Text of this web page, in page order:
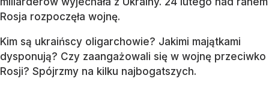
Rosja rozpoczęła wojnę.
Kim są ukraińscy oligarchowie? Jakimi majątkami
dysponują? Czy zaangażowali się w wojnę przeciwko
Rosji? Spójrzmy na kilku najbogatszych.